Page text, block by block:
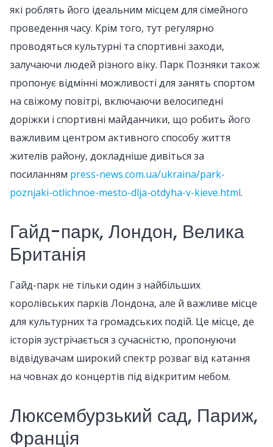
які роблять його ідеальним місцем для сімейного
проведення часу. Крім того, тут регулярно
проводяться культурні та спортивні заходи,
залучаючи людей різного віку. Парк Позняки також
пропонує відмінні можливості для занять спортом
на свіжому повітрі, включаючи велосипедні
доріжки і спортивні майданчики, що робить його
важливим центром активного способу життя
жителів району, докладніше дивіться за
посиланням press-news.com.ua/ukraina/park-
poznjaki-otlichnoe-mesto-dlja-otdyha-v-kieve.html.
Гайд-парк, Лондон, Велика
Британія
Гайд-парк не тільки один з найбільших
королівських парків Лондона, але й важливе місце
для культурних та громадських подій. Це місце, де
історія зустрічається з сучасністю, пропонуючи
відвідувачам широкий спектр розваг від катання
на човнах до концертів під відкритим небом.
Люксембурзький сад, Париж,
Франція